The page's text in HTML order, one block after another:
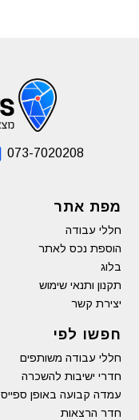
מפת אתר
חללי עבודה
הוספת נכס לאתר
בלוג
תקנון ותנאי שימוש
יצירת קשר
חפשו לפי
חללי עבודה משותפים
חדרי ישיבות להשכרה
עמדה קבועה באופן ספייס
חדר הרצאות
073-7020208